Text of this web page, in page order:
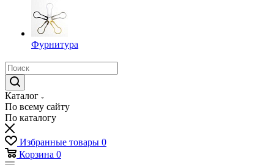
Фурнитура
Каталог
По всему сайту
По каталогу
Избранные товары 0
Корзина 0